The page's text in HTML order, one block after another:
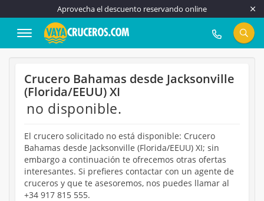
Aprovecha el descuento reservando online
917 815 555
Crucero Bahamas desde Jacksonville
(Florida/EEUU) XI
no disponible.
El crucero solicitado no está disponible: Crucero
Bahamas desde Jacksonville (Florida/EEUU) XI; sin
embargo a continuación te ofrecemos otras ofertas
interesantes. Si prefieres contactar con un agente de
cruceros y que te asesoremos, nos puedes llamar al
+34 917 815 555.